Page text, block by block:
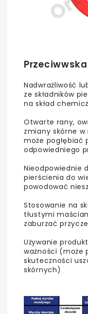
Nadwrażliwość
ze składników
na skład
Otwarte rany,
zmiany skórne
może pogłębiać
odpowiedniego
Nieodpowiednie
pierścienia do
powodować
Stosowanie na
tłustymi
zaburzać
Używanie
ważności (może
skuteczności
skórnych)